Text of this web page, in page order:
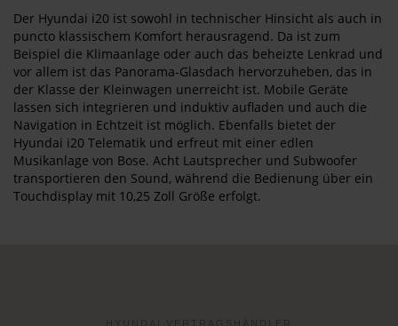
Der Hyundai i20 ist sowohl in technischer Hinsicht als auch in
puncto klassischem Komfort herausragend. Da ist zum
Beispiel die Klimaanlage oder auch das beheizte Lenkrad und
vor allem ist das Panorama-Glasdach hervorzuheben, das in
der Klasse der Kleinwagen unerreicht ist. Mobile Geräte
lassen sich integrieren und induktiv aufladen und auch die
Navigation in Echtzeit ist möglich. Ebenfalls bietet der
Hyundai i20 Telematik und erfreut mit einer edlen
Musikanlage von Bose. Acht Lautsprecher und Subwoofer
transportieren den Sound, während die Bedienung über ein
Touchdisplay mit 10,25 Zoll Größe erfolgt.